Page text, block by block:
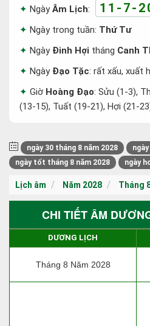
NgàyÂm Lịch: 11-7-
Ngày trong tuần: Thứ Tư
Ngày Đinh Hợi tháng Canh
Ngày Đạo Tặc: rất xấu, xuất
Giờ Hoàng Đạo: Sửu (1-3),
(13-15), Tuất (19-21), Hợi (21-
ngày 30 tháng 8 năm 2028
ngày tốt tháng 8 năm 2028
ngày
Lịch âm Năm 2028 Tháng
CHI TIẾT ÂM
DƯƠNG LỊCH
Tháng 8 Năm 2028